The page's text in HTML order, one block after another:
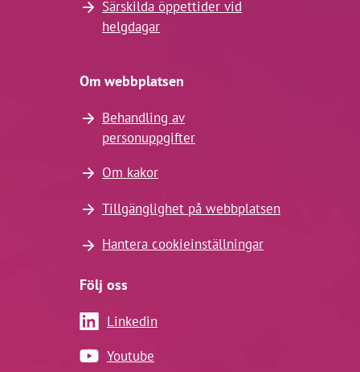
Särskilda öppettider vid
helgdagar
Om webbplatsen
Behandling av
personuppgifter
Om kakor
Tillgänglighet på webbplatsen
Hantera cookieinställningar
Följ oss
Linkedin
Youtube